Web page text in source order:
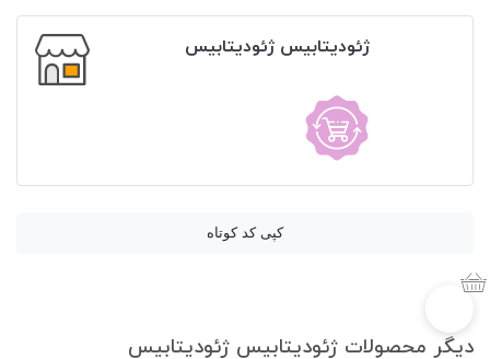
ژئودیتابیس ژئودیتابیس
کپی کد کوتاه
دیگر محصولات ژئودیتابیس ژئودیتابیس